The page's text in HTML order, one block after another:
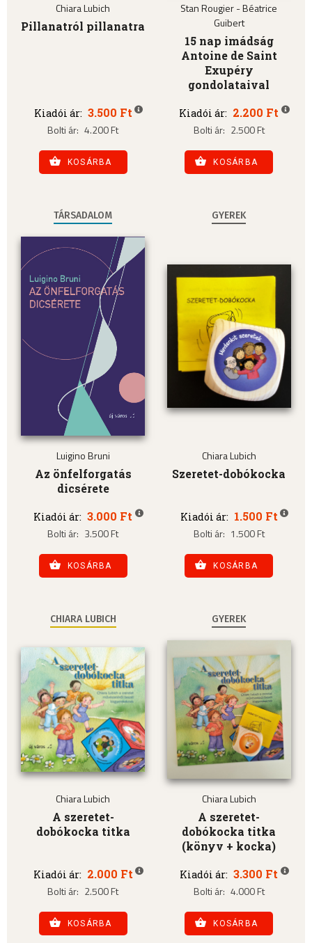
Chiara Lubich
Pillanatról pillanatra
Kiadói ár: 3.500 Ft
Bolti ár: 4.200 Ft
KOSÁRBA
Stan Rougier - Béatrice
Guibert
15 nap imádság
Antoine de Saint
Exupéry
gondolataival
Kiadói ár: 2.200 Ft
Bolti ár: 2.500 Ft
KOSÁRBA
TÁRSADALOM
Luigino Bruni
Az önfelforgatás
dicsérete
Kiadói ár: 3.000 Ft
Bolti ár: 3.500 Ft
KOSÁRBA
GYEREK
Chiara Lubich
Szeretet-dobókocka
Kiadói ár: 1.500 Ft
Bolti ár: 1.500 Ft
KOSÁRBA
CHIARA LUBICH
Chiara Lubich
A szeretet-
dobókocka titka
Kiadói ár: 2.000 Ft
Bolti ár: 2.500 Ft
KOSÁRBA
GYEREK
Chiara Lubich
A szeretet-
dobókocka titka
(könyv + kocka)
Kiadói ár: 3.300 Ft
Bolti ár: 4.000 Ft
KOSÁRBA